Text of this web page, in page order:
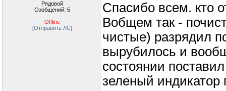
Рядовой
Сообщений: 5
Offline
[Отправить ЛС]
Спасибо всем. кто
Вобщем так -
чистые) разрядил
вырубилось и
состоянии
зеленый индикатор